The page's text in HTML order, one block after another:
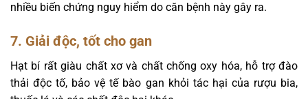
nhiều biến chứng nguy hiểm do căn bệnh này gây ra.
7. Giải độc, tốt cho gan
Hạt bí rất giàu chất xơ và chất chống oxy hóa, hỗ trợ đào
thải độc tố, bảo vệ tế bào gan khỏi tác hại của rượu bia,